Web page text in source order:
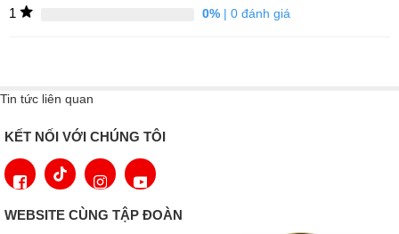
1 0%| 0 đánh giá
Tin tức liên quan
KẾT NỐI VỚI CHÚNG TÔI
WEBSITE CÙNG TẬP ĐOÀN